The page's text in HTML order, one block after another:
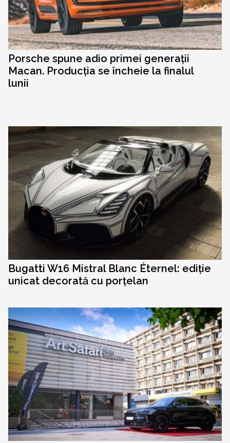
Porsche spune adio primei generații
Macan. Producția se încheie la finalul
lunii
Bugatti W16 Mistral Blanc Éternel: ediție
unicat decorată cu porțelan